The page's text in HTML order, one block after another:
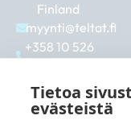
Finland
myynti@teltat.fi
+358 10 526
F
a
c
I
n
s
L
i
n
Tietoa
evästeistä